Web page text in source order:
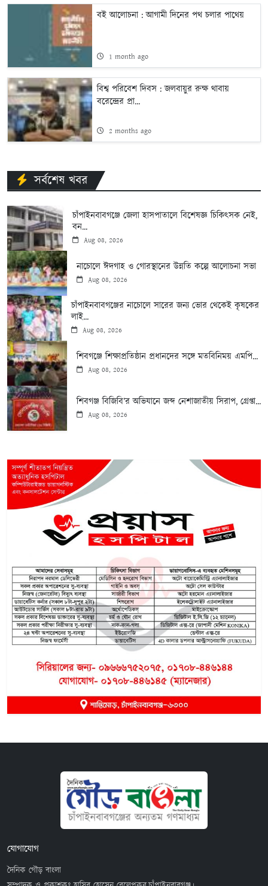
বই আলোচনা : আগামী দিনের পথ চলার পাথেয়
1 month ago
বিশ্ব পরিবেশ দিবস : জলবায়ুর রুক্ষ থাবায়
বরেন্দ্রের প্রা...
2 months ago
সর্বশেষ খবর
চাঁপাইনবাবগঞ্জে জেলা হাসপাতালে বিশেষজ্ঞ চিকিৎসক নেই,
বন...
Aug 08, 2026
নাচোলে ঈদগাহ ও গোরস্থানের উন্নতি কল্পে আলোচনা সভা
Aug 08, 2026
চাঁপাইনবাবগঞ্জের নাচোলে সারের জন্য ভোর থেকেই কৃষকের
লাই...
Aug 08, 2026
শিবগঞ্জে শিক্ষাপ্রতিষ্ঠান প্রধানদের সঙ্গে মতবিনিময় এমপি...
Aug 08, 2026
শিবগঞ্জ বিজিবি’র অভিযানে জব্দ নেশাজাতীয় সিরাপ, গ্রেপ্তা...
Aug 08, 2026
যোগাযোগ
দৈনিক গৌড় বাংলা